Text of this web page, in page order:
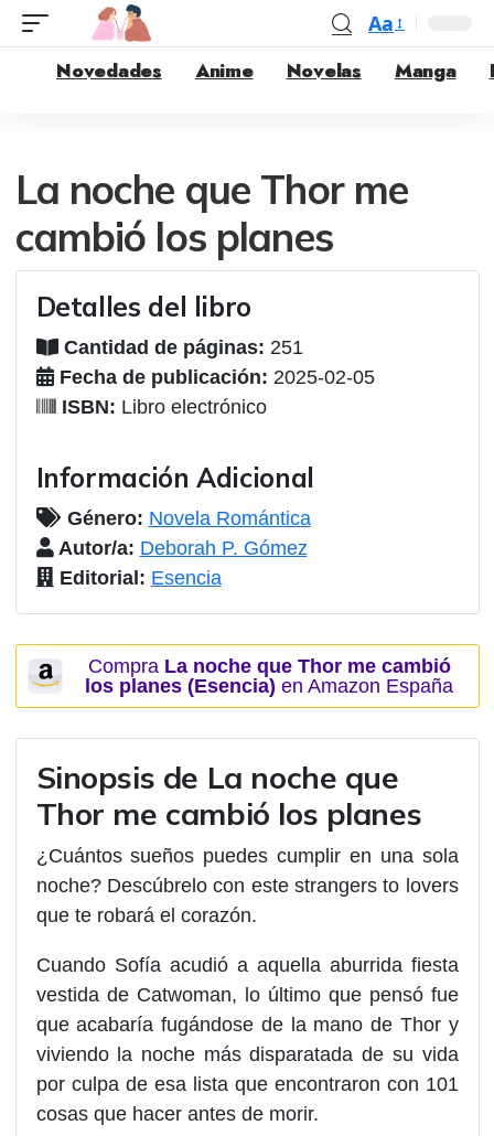
Aa
Novedades
Anime Novelas Manga
La noche que Thor me
cambió los planes
Detalles del libro
Cantidad de páginas: 251
Fecha de publicación: 2025-02-05
ISBN: Libro electrónico
Información Adicional
Género: Novela Romántica
Autor/a: Deborah P. Gómez
Editorial: Esencia
Compra La noche que Thor me cambió
los planes (Esencia) en Amazon España
Sinopsis de La noche que
Thor me cambió los planes
¿Cuántos sueños puedes cumplir en una sola
noche? Descúbrelo con este strangers to lovers
que te robará el corazón.
Cuando Sofía acudió a aquella aburrida fiesta
vestida de Catwoman, lo último que pensó fue
que acabaría fugándose de la mano de Thory
viviendo la noche más disparatada de su vida
por culpa de esa lista que encontraron con 101
cosas que hacer antes de morir.